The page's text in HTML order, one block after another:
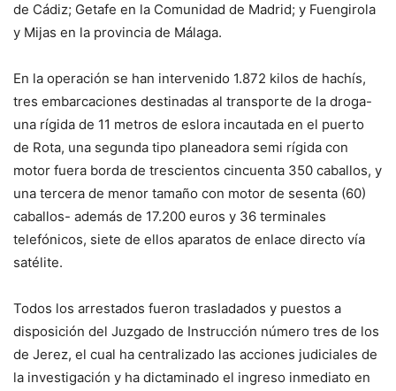
de Cádiz; Getafe en la Comunidad de Madrid; y Fuengirola
y Mijas en la provincia de Málaga.
En la operación se han intervenido 1.872 kilos de hachís,
tres embarcaciones destinadas al transporte de la droga-
una rígida de 11 metros de eslora incautada en el puerto
de Rota, una segunda tipo planeadora semi rígida con
motor fuera borda de trescientos cincuenta 350 caballos, y
una tercera de menor tamaño con motor de sesenta (60)
caballos- además de 17.200 euros y 36 terminales
telefónicos, siete de ellos aparatos de enlace directo vía
satélite.
Todos los arrestados fueron trasladados y puestos a
disposición del Juzgado de Instrucción número tres de los
de Jerez, el cual ha centralizado las acciones judiciales de
la investigación y ha dictaminado el ingreso inmediato en